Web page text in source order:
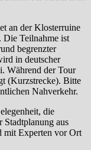
an der Klosterruine
Die Teilnahme ist
begrenzter
in deutscher
Während der Tour
(Kurzstrecke). Bitte
Nahverkehr.
die
Stadtplanung aus
mit Experten vor Ort